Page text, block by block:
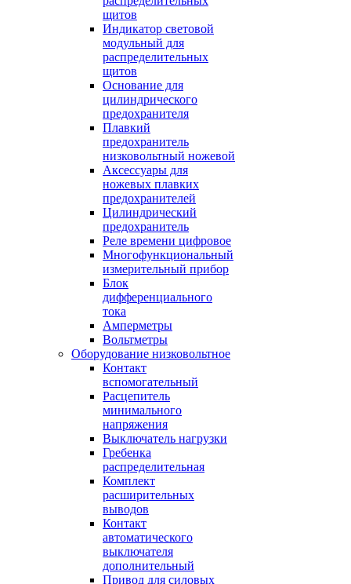
щитов
Индикатор световой
модульный для
распределительных
щитов
Основание для
цилиндрического
предохранителя
Плавкий
предохранитель
низковольтный ножевой
Аксессуары для
ножевых плавких
предохранителей
Цилиндрический
предохранитель
Реле времени цифровое
Многофункциональный
измерительный прибор
Блок
дифференциального
тока
Амперметры
Вольтметры
Оборудование низковольтное
Контакт
вспомогательный
Расцепитель
минимального
напряжения
Выключатель нагрузки
Гребенка
распределительная
Комплект
расширительных
выводов
Контакт
автоматического
выключателя
дополнительный
Привод для силовых